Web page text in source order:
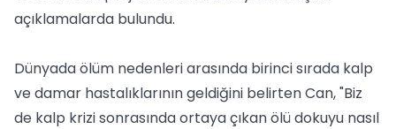
açıklamalarda bulundu.
Dünyada ölüm nedenleri arasında birinci sırada kalp
ve damar hastalıklarının geldiğini belirten Can, "Biz
de kalp krizi sonrasında ortaya çıkan ölü dokuyu nasıl